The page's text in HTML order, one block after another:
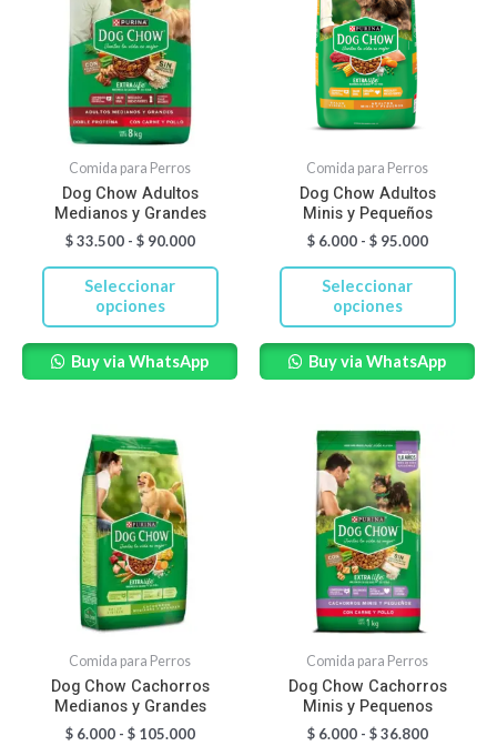
Comida para Perros
Dog Chow Adultos
Medianos y Grandes
$33.500 - $90.000
Seleccionar
opciones
tiene
múltiples
variantes.
Las
opciones
pueden
elegir
en
la
página
producto
Buy via WhatsApp
Comida para Perros
Dog Chow Adultos
Minis y Pequeños
$6.000 - $95.000
Seleccionar
opciones
tiene
múltiples
variantes.
Las
opciones
pueden
elegir
en
la
página
producto
Buy via WhatsApp
Comida para Perros
Dog Chow Cachorros
Medianos y Grandes
$6.000 - $105.000
Este
producto
tiene
múltiples
variantes.
Las
opciones
pueden
elegir
en
Comida para Perros
Dog Chow Cachorros
Minis y Pequenos
$6.000 - $36.800
Este
producto
tiene
múltiples
variantes.
Las
opciones
pueden
elegir
en